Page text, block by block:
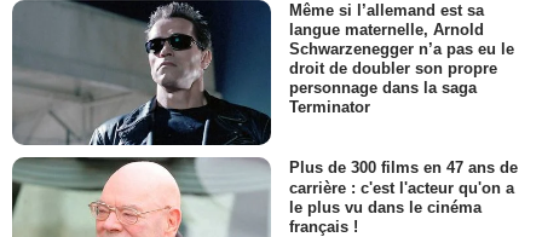
Même si l’allemand est sa
langue maternelle, Arnold
Schwarzenegger n’a pas eu le
droit de doubler son propre
personnage dans la saga
Terminator
Plus de 300 films en 47 ans de
carrière : c'est l'acteur qu'on a
le plus vu dans le cinéma
français !